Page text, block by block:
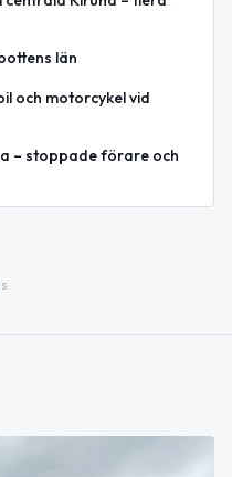
län
och motorcykel vid
– stoppade förare och